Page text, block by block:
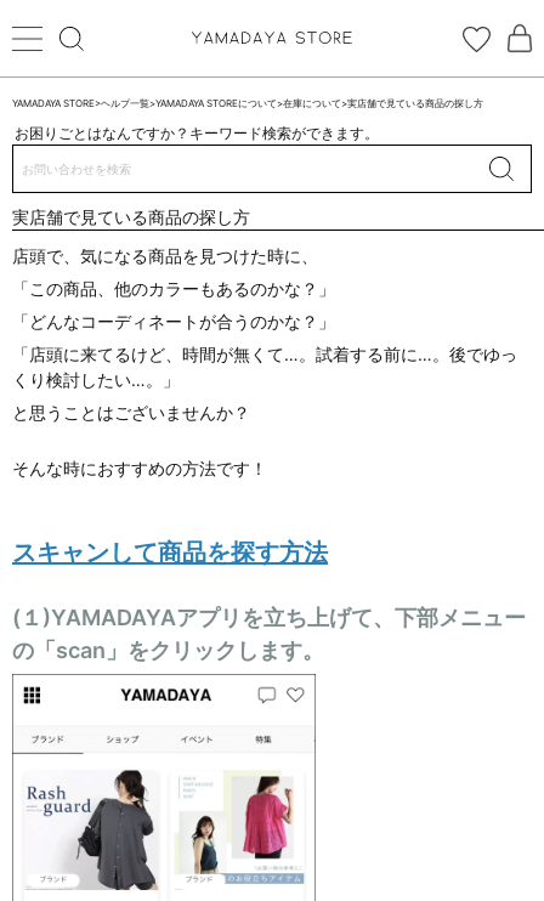
お気に入り
CATEGORYから探す
STORE BRAND・LABELから探す
すべての商品
新着商品
予約商品
セール商品
スタイリング
NEWS
ブランド一覧
YAMADAYA STORE>ヘルプ一覧>YAMADAYA STOREについて>在庫について>実店舗で見ている商品の探し方
お困りごとはなんですか？キーワード検索ができます。
実店舗で見ている商品の探し方
店頭で、気になる商品を見つけた時に、
「この商品、他のカラーもあるのかな？」
「どんなコーディネートが合うのかな？」
「店頭に来てるけど、時間が無くて…。試着する前に…。後でゆっ
くり検討したい…。」
と思うことはございませんか？
そんな時におすすめの方法です！
スキャンして商品を探す方法
(１)YAMADAYAアプリを立ち上げて、下部メニュー
の「scan」をクリックします。
送信完了しました
閉じる